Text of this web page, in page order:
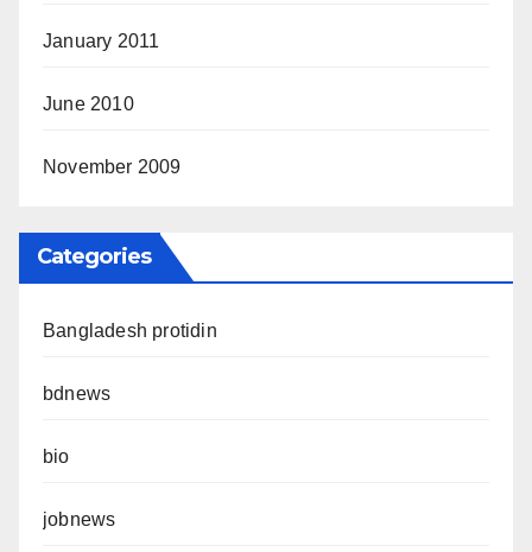
January 2011
June 2010
November 2009
Categories
Bangladesh protidin
bdnews
bio
jobnews